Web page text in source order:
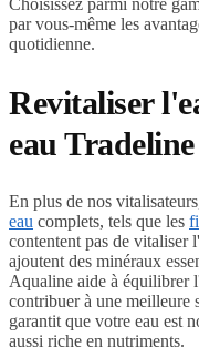
Choisissez parmi notre
par vous-même les
quotidienne.
Revitaliser
eau Tradeline
En plus de nos
eau complets, tels que les
contentent pas de vitaliser
ajoutent des minéraux
Aqualine aide à équilibrer
contribuer à une meilleure
garantit que votre eau est
aussi riche en nutriments.